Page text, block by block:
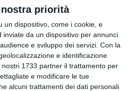
priorità
un dispositivo, come i cookie, e
da un dispositivo per annunci
e sviluppo dei servizi. Con la
e identificazione
1733 partner il trattamento per
e modificare le tue
alcuni trattamenti dei dati personali
un
diventa